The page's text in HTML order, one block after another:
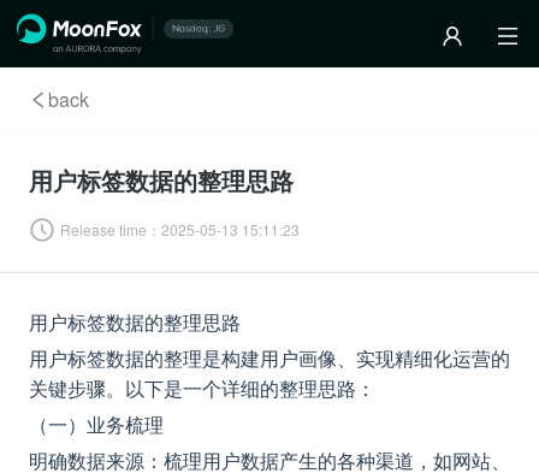
back
用户标签数据的整理思路
Release time： 2025-05-13 15:11:23
用户标签数据的整理思路
用户标签数据的整理是构建用户画像、实现精细化运营的
关键步骤。以下是一个详细的整理思路：
（一）业务梳理
明确数据来源：梳理用户数据产生的各种渠道，如网站、